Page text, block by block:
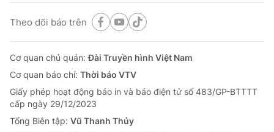
Theo dõi báo trên
Cơ quan chủ quản:Đài Truyền hình Việt Nam
Cơ quan báo chí: Thời báo VTV
Giấy phép hoạt động báo in và báo điện tử số 483/GP-BTTTT
cấp ngày 29/12/2023
Tổng Biên tập: Vũ Thanh Thủy